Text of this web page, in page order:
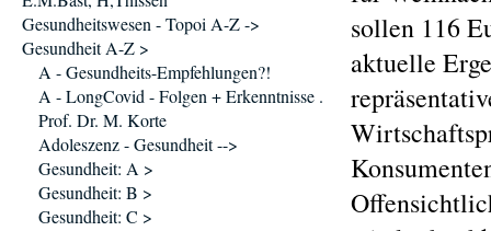
sollen 116
aktuelle
Gesundheitswesen - Topoi A-Z ->
Gesundheit A-Z >
A - Gesundheits-Empfehlungen?!
A - LongCovid - Folgen + Erkenntnisse .
Prof. Dr. M. Korte
Adoleszenz - Gesundheit -->
Gesundheit: A >
Gesundheit: B >
Gesundheit: C >